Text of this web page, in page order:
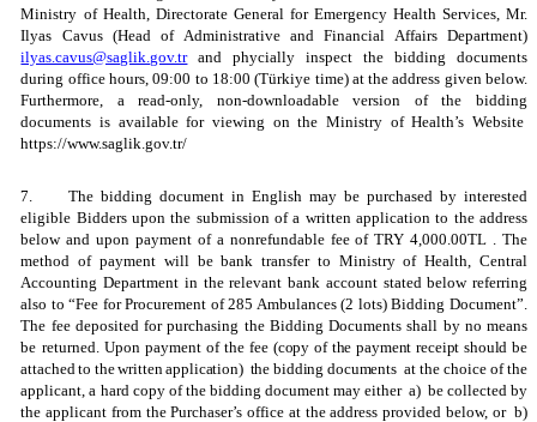
Ministry of Health, Directorate General for Emergency Health Services, Mr.
Ilyas Cavus (Head of Administrative and Financial Affairs Department)
ilyas.cavus@saglik.gov.trand phycially inspect the bidding documents
during office hours, 09:00 to 18:00 (Türkiye time) at the address given below.
Furthermore, a read-only, non-downloadable version of the bidding
documents is available for viewing on the Ministry of Health’s Website
https://www.saglik.gov.tr/
7.
The bidding document in English may be purchased by interested
eligible Bidders upon the submission of a written application to the address
below and upon payment of a nonrefundable fee ofTRY 4,000.00TL
. The
method of payment will be bank transfer to Ministry of Health, Central
Accounting Department in the relevant bank account stated below referring
also to “Fee for Procurement of 285 Ambulances (2 lots) Bidding Document”.
The fee deposited for purchasing the Bidding Documents shall by no means
be returned. Upon payment of the fee (copy of the payment receipt should be
attached to the written application) the bidding documents at the choice of the
applicant, a hard copy of the bidding document may either a) be collected by
the applicant from the Purchaser’s office at the address provided below, or b)